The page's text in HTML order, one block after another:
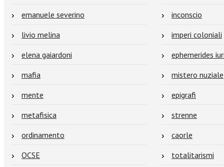
emanuele severino
inconscio
livio melina
imperi coloniali
elena gaiardoni
ephemerides
mafia
mistero nuziale
mente
epigrafi
metafisica
strenne
ordinamento
caorle
OCSE
totalitarismi